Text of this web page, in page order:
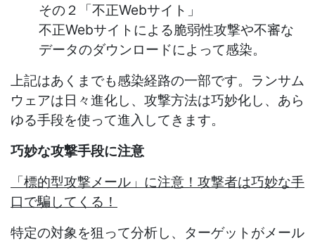
その２「不正Webサイト」
不正Webサイトによる脆弱性攻撃や不審な
データのダウンロードによって感染。
上記はあくまでも感染経路の一部です。ランサム
ウェアは日々進化し、攻撃方法は巧妙化し、あら
ゆる手段を使って進入してきます。
巧妙な攻撃手段に注意
「標的型攻撃メール」に注意！攻撃者は巧妙な手
口で騙してくる！
特定の対象を狙って分析し、ターゲットがメール